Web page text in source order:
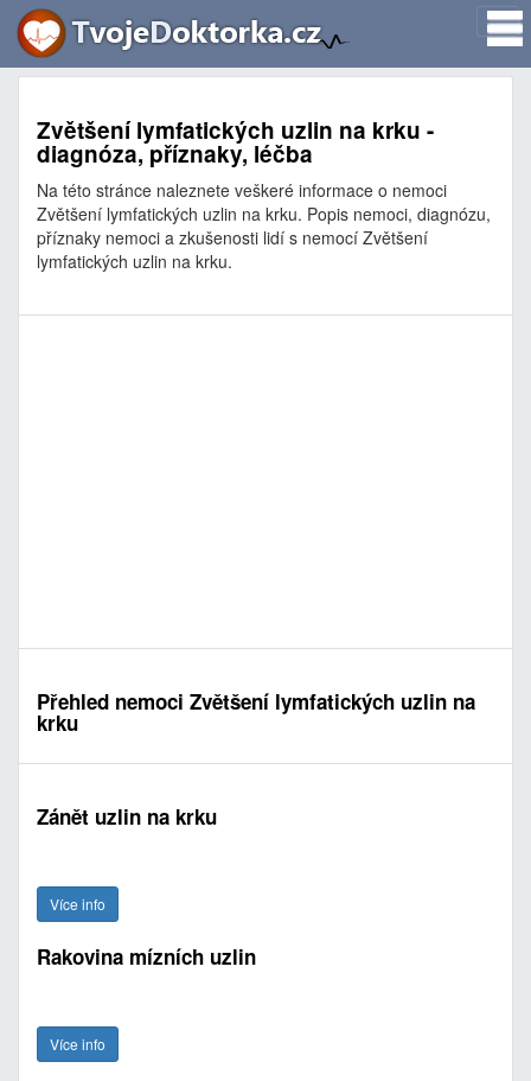
Zvětšení lymfatických uzlin na krku -
diagnóza, příznaky, léčba
Na této stránce naleznete veškeré informace o nemoci
Zvětšení lymfatických uzlin na krku. Popis nemoci, diagnózu,
příznaky nemoci a zkušenosti lidí s nemocí Zvětšení
lymfatických uzlin na krku.
Přehled nemoci Zvětšení lymfatických uzlin na
krku
Zánět uzlin na krku
Více info
Rakovina mízních uzlin
Více info